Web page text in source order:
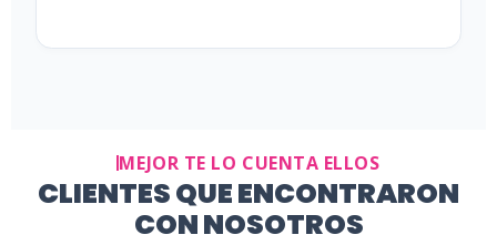
MEJOR TE LO CUENTA ELLOS
CLIENTES QUE ENCONTRARON
CON NOSOTROS